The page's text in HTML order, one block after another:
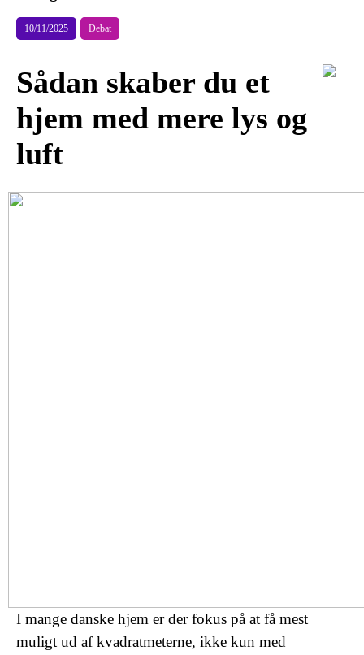
10/11/2025 Debat
Sådan skaber du et
hjem med mere lys og
luft
I mange danske hjem er der fokus på at få mest
muligt ud af kvadratmeterne, ikke kun med